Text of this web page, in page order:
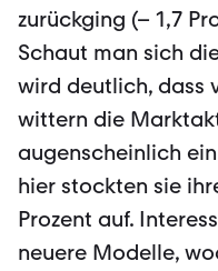
zurückging (– 1,7
Schaut man sich
wird deutlich, dass
wittern die
augenscheinlich
hier stockten sie
Prozent auf.
neuere Modelle,